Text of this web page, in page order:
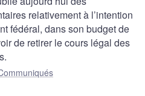
relativement à l’intention
fédéral, dans son budget de
de retirer le cours légal des